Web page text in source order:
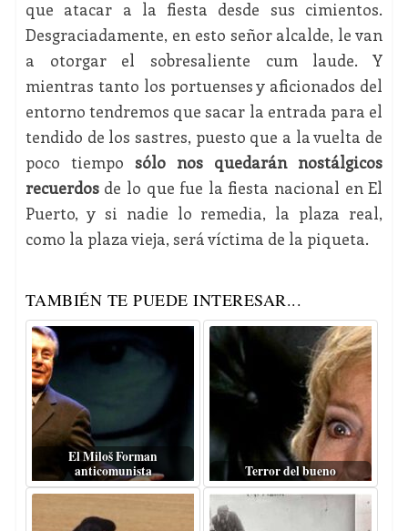
que atacar a la fiesta desde sus cimientos.
Desgraciadamente, en esto señor alcalde, le van
a otorgar el sobresaliente cum laude. Y
mientras tanto los portuenses y aficionados del
entorno tendremos que sacar la entrada para el
tendido de los sastres, puesto que a la vuelta de
poco tiempo sólo nos quedarán nostálgicos
recuerdosde lo que fue la fiesta nacional en El
Puerto, y si nadie lo remedia, la plaza real,
como la plaza vieja, será víctima de la piqueta.
TAMBIÉN TE PUEDE INTERESAR...
El Miloš Forman
anticomunista
Terror del bueno